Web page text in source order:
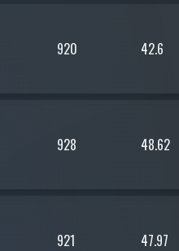
920 42.6
928 48.62
921 47.97